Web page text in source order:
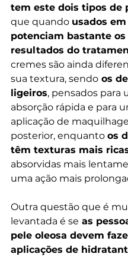
tem este dois tipos de
que quando usados
potenciam bastante os
resultados do
cremes são ainda
sua textura, sendo os
ligeiros, pensados para
absorção rápida e para
aplicação de
posterior, enquanto os
têm texturas mais
absorvidas mais
uma ação mais
Outra questão que é
levantada é se as
pele oleosa devem
aplicações de